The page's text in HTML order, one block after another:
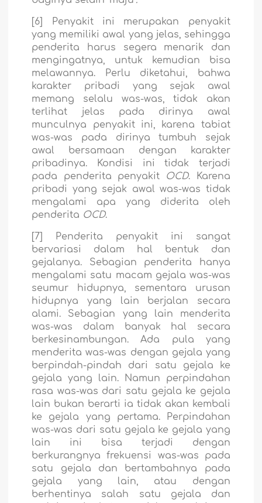
[6] Penyakit ini merupakan penyakit
yang memiliki awal yang jelas, sehingga
penderita harus segera menarik dan
mengingatnya, untuk kemudian bisa
melawannya. Perlu diketahui, bahwa
karakter pribadi yang sejak awal
memang selalu was-was, tidak akan
terlihat jelas pada dirinya awal
munculnya penyakit ini, karena tabiat
was-was pada dirinya tumbuh sejak
awal bersamaan dengan karakter
pribadinya. Kondisi ini tidak terjadi
pada penderita penyakit OCD. Karena
pribadi yang sejak awal was-was tidak
mengalami apa yang diderita oleh
penderita OCD.
[7] Penderita penyakit ini sangat
bervariasi dalam hal bentuk dan
gejalanya. Sebagian penderita hanya
mengalami satu macam gejala was-was
seumur hidupnya, sementara urusan
hidupnya yang lain berjalan secara
alami. Sebagian yang lain menderita
was-was dalam banyak hal secara
berkesinambungan. Ada pula yang
menderita was-was dengan gejala yang
berpindah-pindah dari satu gejala ke
gejala yang lain. Namun perpindahan
rasa was-was dari satu gejala ke gejala
lain bukan berarti ia tidak akan kembali
ke gejala yang pertama. Perpindahan
was-was dari satu gejala ke gejala yang
lain ini bisa terjadi dengan
berkurangnya frekuensi was-was pada
satu gejala dan bertambahnya pada
gejala yang lain, atau dengan
berhentinya salah satu gejala dan